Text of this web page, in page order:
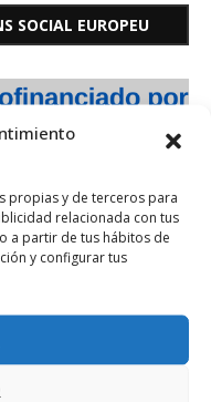
propias y de terceros para
relacionada con tus
a partir de tus hábitos de
y configurar tus
SOCIAL EUROPEU